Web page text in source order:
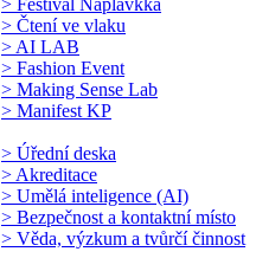
> Čtení ve vlaku
> AI LAB
> Fashion Event
> Making Sense Lab
> Manifest KP
> Úřední deska
> Akreditace
> Umělá inteligence (AI)
> Bezpečnost a kontaktní místo
> Věda, výzkum a tvůrčí činnost